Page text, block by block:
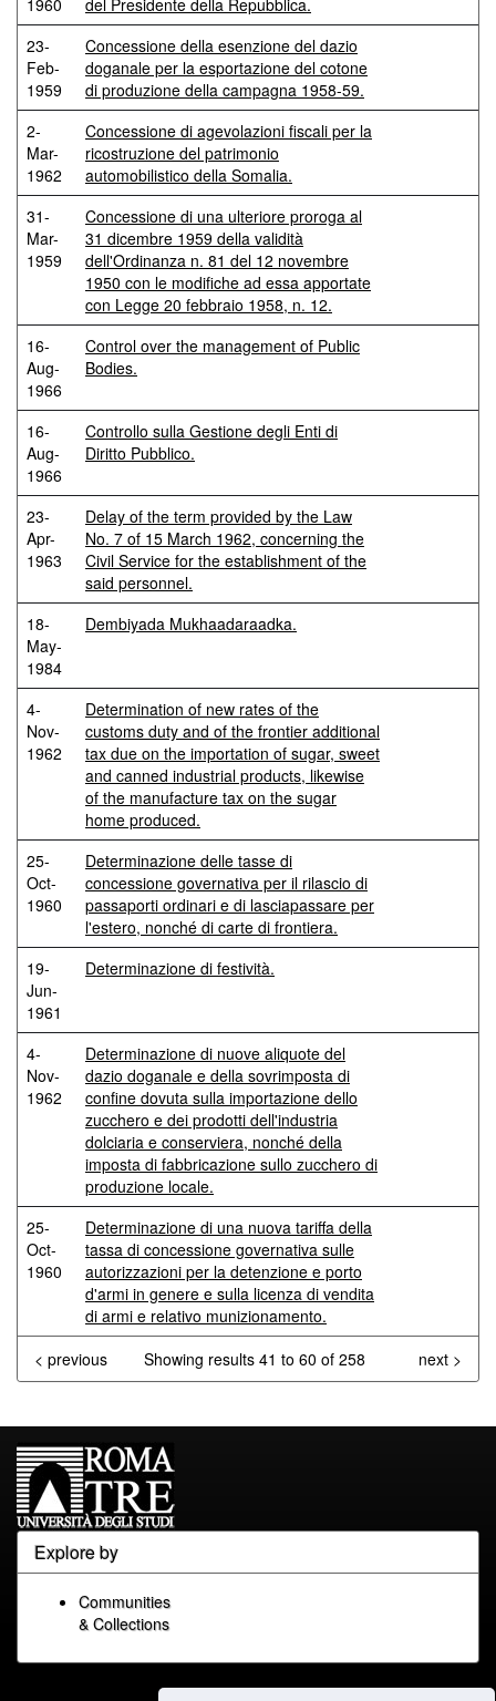
1960
del Presidente della Repubblica.
23-
Feb-
1959
Concessione della esenzione del dazio
doganale per la esportazione del cotone
di produzione della campagna 1958-59.
2-
Mar-
1962
Concessione di agevolazioni fiscali per la
ricostruzione del patrimonio
automobilistico della Somalia.
31-
Mar-
1959
Concessione di una ulteriore proroga al
31 dicembre 1959 della validità
dell'Ordinanza n. 81 del 12 novembre
1950 con le modifiche ad essa apportate
con Legge 20 febbraio 1958, n. 12.
16-
Aug-
1966
Control over the management of Public
Bodies.
16-
Aug-
1966
Controllo sulla Gestione degli Enti di
Diritto Pubblico.
23-
Apr-
1963
Delay of the term provided by the Law
No. 7 of 15 March 1962, concerning the
Civil Service for the establishment of the
said personnel.
18-
May-
1984
Dembiyada Mukhaadaraadka.
4-
Nov-
1962
Determination of new rates of the
customs duty and of the frontier additional
tax due on the importation of sugar, sweet
and canned industrial products, likewise
of the manufacture tax on the sugar
home produced.
25-
Oct-
1960
Determinazione delle tasse di
concessione governativa per il rilascio di
passaporti ordinari e di lasciapassare per
l'estero, nonché di carte di frontiera.
19-
Jun-
1961
Determinazione di festività.
4-
Nov-
1962
Determinazione di nuove aliquote del
dazio doganale e della sovrimposta di
confine dovuta sulla importazione dello
zucchero e dei prodotti dell'industria
dolciaria e conserviera, nonché della
imposta di fabbricazione sullo zucchero di
produzione locale.
25-
Oct-
1960
Determinazione di una nuova tariffa della
tassa di concessione governativa sulle
autorizzazioni per la detenzione e porto
d'armi in genere e sulla licenza di vendita
di armi e relativo munizionamento.
Showing results 41 to 60 of 258
< previous next >
Explore by
Communities
& Collections